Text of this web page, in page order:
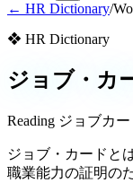
← HR Dictionary/
❖ HR Dictionary
ジョブ・カ
Reading ジョブカー
ジョブ・カードと
職業能力の証明の